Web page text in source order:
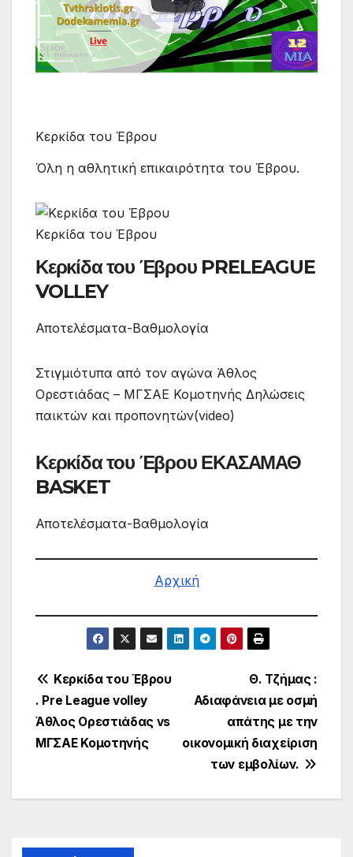
Κερκίδα του Έβρου
Όλη η αθλητική επικαιρότητα του Έβρου.
Κερκίδα του Έβρου
Κερκίδα του Έβρου PRELEAGUE
VOLLEY
Αποτελέσματα-Βαθμολογία
Στιγμιότυπα από τον αγώνα Άθλος
Ορεστιάδας – ΜΓΣΑΕ Κομοτηνής Δηλώσεις
παικτών και προπονητών(video)
Κερκίδα του Έβρου ΕΚΑΣΑΜΑΘ
BASKET
Αποτελέσματα-Βαθμολογία
Αρχική
Πλοήγηση
άρθρων
Θ. Τζήμας :
Αδιαφάνεια με οσμή
απάτης με την
οικονομική διαχείριση
των εμβολίων.
Κερκίδα του Έβρου
. Pre League volley
Άθλος Ορεστιάδας vs
ΜΓΣΑΕ Κομοτηνής